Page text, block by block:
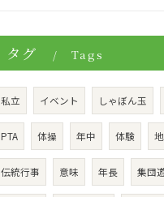
タグ Tags
私立 イベント しゃぼん玉
PTA 体操 年中 体験
伝統行事 意味 年長 集団